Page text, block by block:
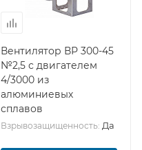
Вентилятор ВР 300-45
№2,5 с двигателем
4/3000 из
алюминиевых
сплавов
Взрывозащищенность: Да